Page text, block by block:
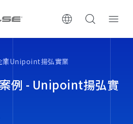
業Unipoint揚弘實業
例 - Unipoint揚弘實